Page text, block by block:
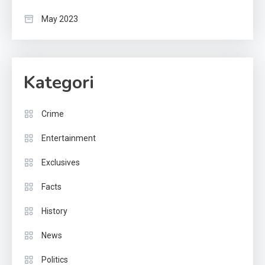
May 2023
Kategori
Crime
Entertainment
Exclusives
Facts
History
News
Politics